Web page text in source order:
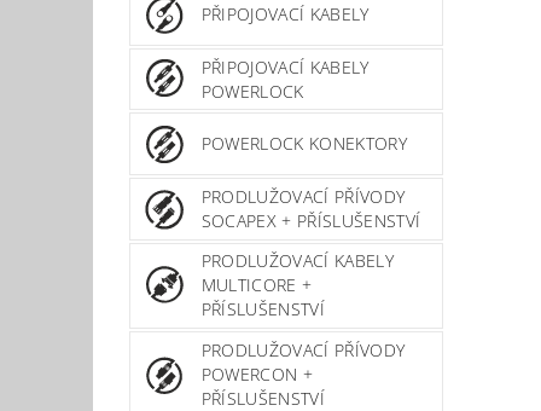
PŘIPOJOVACÍ KABELY
PŘIPOJOVACÍ KABELY
POWERLOCK
POWERLOCK KONEKTORY
PRODLUŽOVACÍ PŘÍVODY
SOCAPEX + PŘÍSLUŠENSTVÍ
PRODLUŽOVACÍ KABELY
MULTICORE +
PŘÍSLUŠENSTVÍ
PRODLUŽOVACÍ PŘÍVODY
POWERCON +
PŘÍSLUŠENSTVÍ